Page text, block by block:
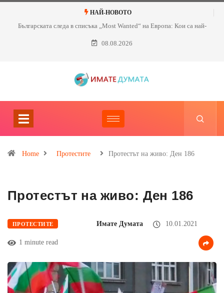
НАЙ-НОВОТО
Българската следа в списъка „Most Wanted“ на Европа: Кои са най-
търсените нашенци?
08.08.2026
Home Протестите Протестът на живо: Ден 186
Протестът на живо: Ден 186
ПРОТЕСТИТЕ Имате Думата 10.01.2021
1 minute read